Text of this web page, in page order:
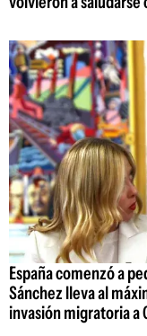
España comenzó a
Sánchez lleva al
invasión migratoria a